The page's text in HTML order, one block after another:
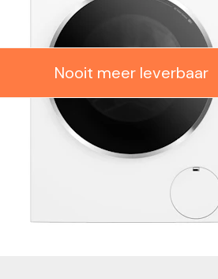
Nooit meer leverbaar